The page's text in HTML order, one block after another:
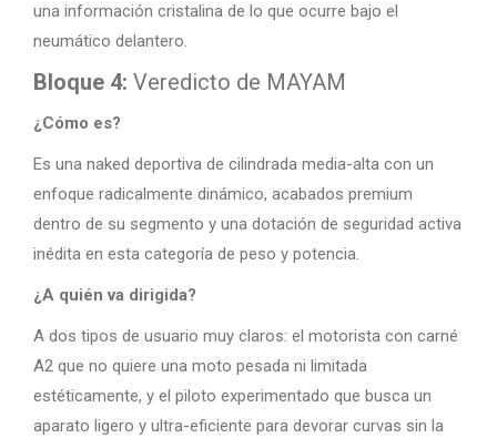
una información cristalina de lo que ocurre bajo el
neumático delantero.
Bloque 4: Veredicto de MAYAM
¿Cómo es?
Es una naked deportiva de cilindrada media-alta con un
enfoque radicalmente dinámico, acabados premium
dentro de su segmento y una dotación de seguridad activa
inédita en esta categoría de peso y potencia.
¿A quién va dirigida?
A dos tipos de usuario muy claros: el motorista con carné
A2 que no quiere una moto pesada ni limitada
estéticamente, y el piloto experimentado que busca un
aparato ligero y ultra-eficiente para devorar curvas sin la